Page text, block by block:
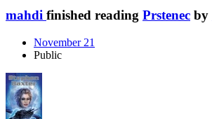
mahdi finished reading Prstenec by
November 21
Public